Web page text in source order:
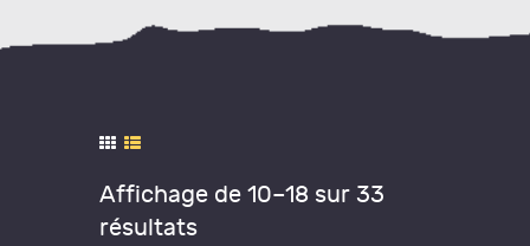
Affichage de 10–18 sur 33
résultats